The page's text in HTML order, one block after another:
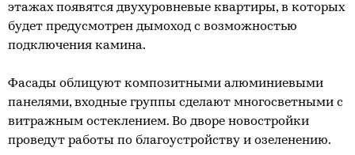
этажах появятся двухуровневые квартиры, в которых
будет предусмотрен дымоход с возможностью
подключения камина.
Фасады облицуют композитными алюминиевыми
панелями, входные группы сделают многосветными с
витражным остеклением. Во дворе новостройки
проведут работы по благоустройству и озеленению.